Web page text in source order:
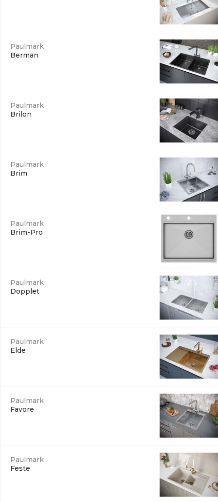
Paulmark
Berman
Paulmark
Brilon
Paulmark
Brim
Paulmark
Brim-Pro
Paulmark
Dopplet
Paulmark
Elde
Paulmark
Favore
Paulmark
Feste